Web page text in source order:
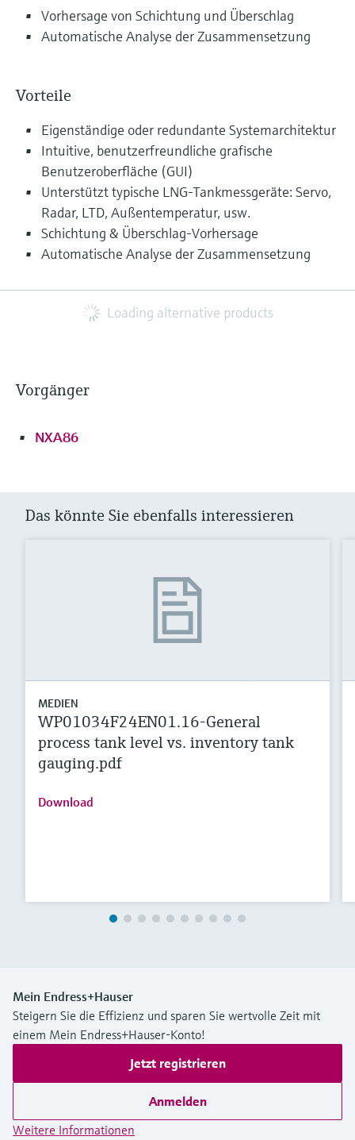
Vorhersage von Schichtung und Überschlag
Automatische Analyse der Zusammensetzung
Vorteile
Eigenständige oder redundante Systemarchitektur
Intuitive, benutzerfreundliche grafische
Benutzeroberfläche (GUI)
Unterstützt typische LNG-Tankmessgeräte: Servo,
Radar, LTD, Außentemperatur, usw.
Schichtung & Überschlag-Vorhersage
Automatische Analyse der Zusammensetzung
Loading alternative products
Vorgänger
NXA86
Das könnte Sie ebenfalls interessieren
MEDIEN
WP01034F24EN01.16-General
process tank level vs. inventory tank
gauging.pdf
Download
Mein Endress+Hauser
Steigern Sie die Effizienz und sparen Sie wertvolle Zeit mit
einem Mein Endress+Hauser-Konto!
Jetzt registrieren
Anmelden
Weitere Informationen